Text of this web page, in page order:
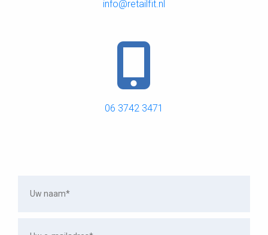
info@retailfit.nl
06 3742 3471